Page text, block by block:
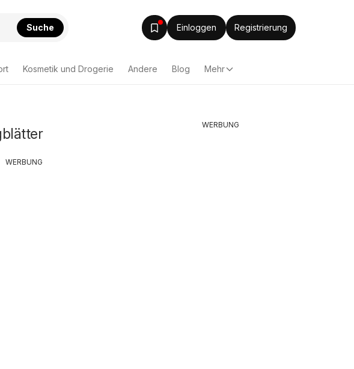
Suche Einloggen Registrierung
Kosmetik und Drogerie Andere Blog Mehr
WERBUNG
WERBUNG